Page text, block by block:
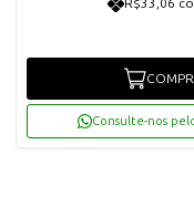
R$33,06
Consulte-nos